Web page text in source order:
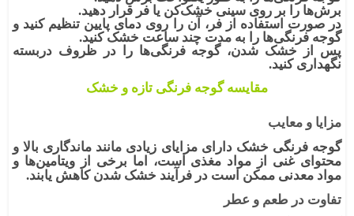
برش‌ها را بر روی سینی خشک‌کن یا فر قرار دهید.
در صورت استفاده از فر، آن را روی دمای پایین تنظیم کنید و
گوجه فرنگی‌ها را به مدت چند ساعت خشک کنید.
پس از خشک شدن، گوجه فرنگی‌ها را در ظروف دربسته
نگهداری کنید.
مقایسه گوجه فرنگی تازه و خشک
مزایا و معایب
گوجه فرنگی خشک دارای مزایای زیادی مانند ماندگاری بالا و
محتوای غنی از مواد مغذی است، اما برخی از ویتامین‌ها و
مواد معدنی ممکن است در فرآیند خشک شدن کاهش یابند.
تفاوت در طعم و عطر